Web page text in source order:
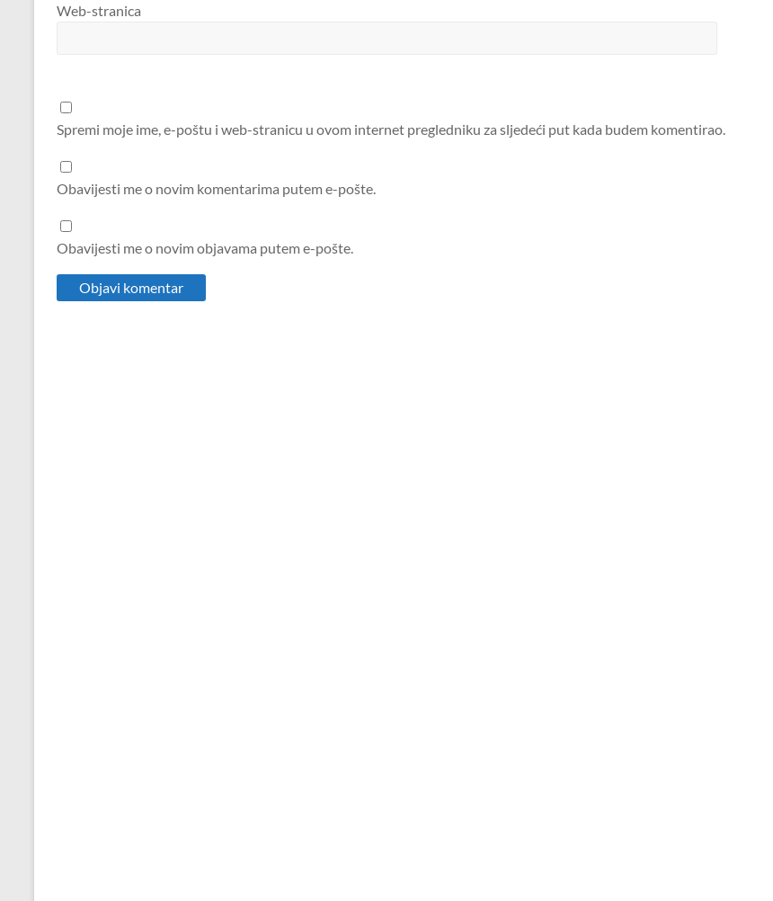
Web-stranica
Spremi moje ime, e-poštu i web-stranicu u ovom internet pregledniku za sljedeći put kada budem komentirao.
Obavijesti me o novim komentarima putem e-pošte.
Obavijesti me o novim objavama putem e-pošte.